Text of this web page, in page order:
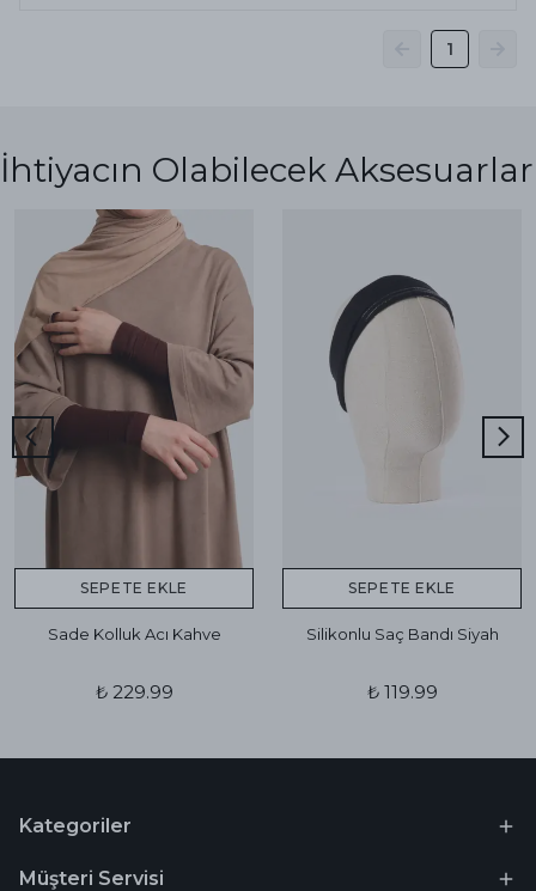
1
İhtiyacın Olabilecek Aksesuarlar
SEPETE EKLE
Sade Kolluk Acı Kahve
₺ 229.99
SEPETE EKLE
Silikonlu Saç Bandı Siyah
₺ 119.99
Kategoriler
Müşteri Servisi